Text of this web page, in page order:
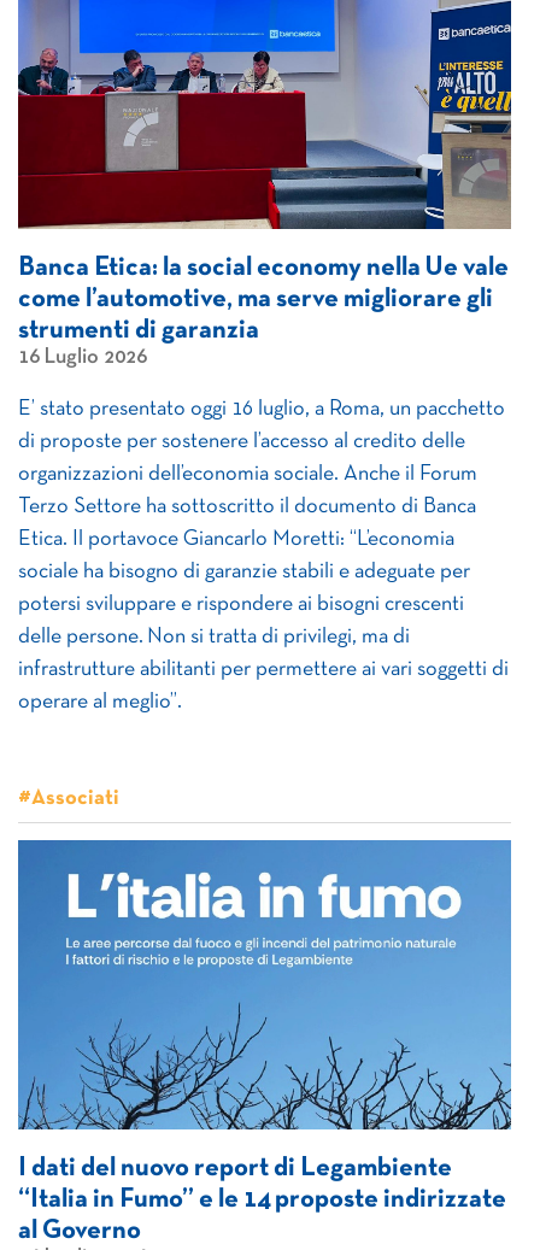
Banca Etica: la social economy nella Ue vale
come l’automotive, ma serve migliorare gli
strumenti di garanzia
16 Luglio 2026
E’ stato presentato oggi 16 luglio, a Roma, un pacchetto
di proposte per sostenere l’accesso al credito delle
organizzazioni dell’economia sociale. Anche il Forum
Terzo Settore ha sottoscritto il documento di Banca
Etica. Il portavoce Giancarlo Moretti: “L’economia
sociale ha bisogno di garanzie stabili e adeguate per
potersi sviluppare e rispondere ai bisogni crescenti
delle persone. Non si tratta di privilegi, ma di
infrastrutture abilitanti per permettere ai vari soggetti di
operare al meglio”.
#Associati
I dati del nuovo report di Legambiente
“Italia in Fumo” e le 14 proposte indirizzate
al Governo